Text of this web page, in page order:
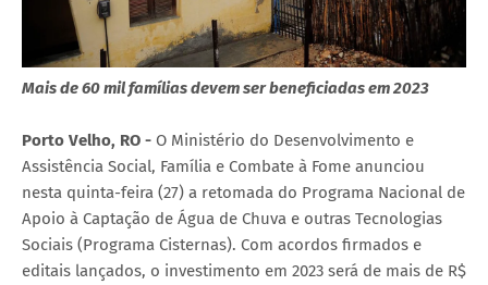
Mais de 60 mil famílias devem ser beneficiadas em 2023
Porto Velho, RO - O Ministério do Desenvolvimento e
Assistência Social, Família e Combate à Fome anunciou
nesta quinta-feira (27) a retomada do Programa Nacional de
Apoio à Captação de Água de Chuva e outras Tecnologias
Sociais (Programa Cisternas). Com acordos firmados e
editais lançados, o investimento em 2023 será de mais de R$